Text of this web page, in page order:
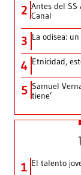
2 Antes del SS
Canal
3 La odisea:
4 Etnicidad,
5 Samuel
tiene’
1 El talento